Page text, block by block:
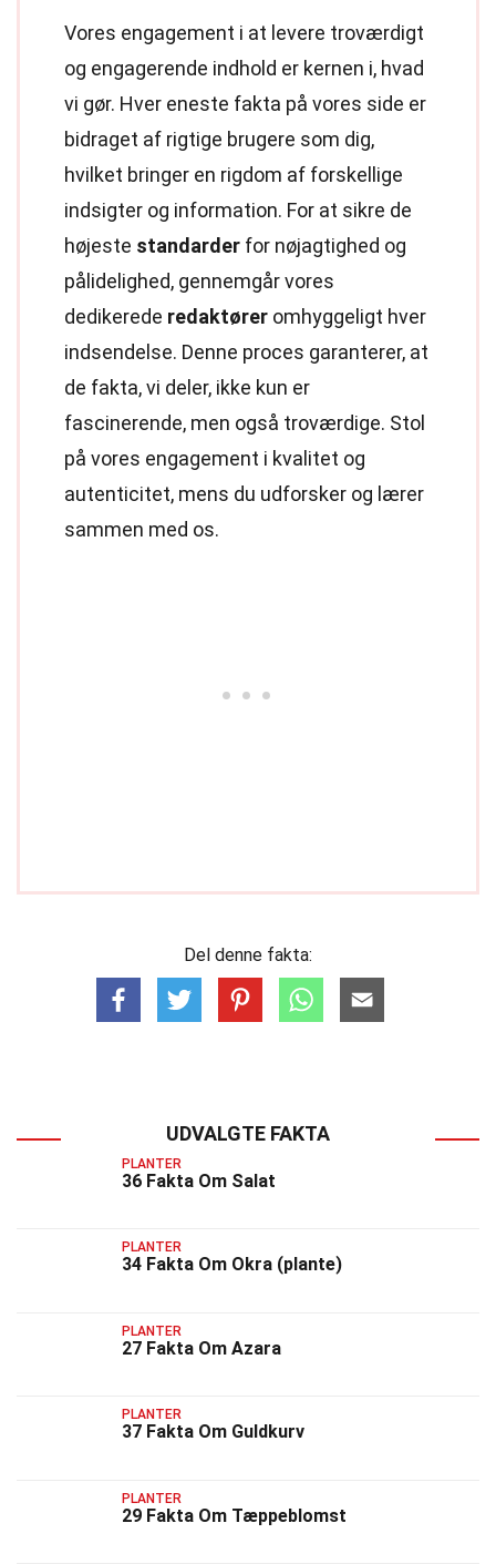
Vores engagement i at levere troværdigt
og engagerende indhold er kernen i, hvad
vi gør. Hver eneste fakta på vores side er
bidraget af rigtige brugere som dig,
hvilket bringer en rigdom af forskellige
indsigter og information. For at sikre de
højeste standarder for nøjagtighed og
pålidelighed, gennemgår vores
dedikerede redaktører omhyggeligt hver
indsendelse. Denne proces garanterer, at
de fakta, vi deler, ikke kun er
fascinerende, men også troværdige. Stol
på vores engagement i kvalitet og
autenticitet, mens du udforsker og lærer
sammen med os.
Del denne fakta:
UDVALGTE FAKTA
PLANTER
36 Fakta Om Salat
PLANTER
34 Fakta Om Okra (plante)
PLANTER
27 Fakta Om Azara
PLANTER
37 Fakta Om Guldkurv
PLANTER
29 Fakta Om Tæppeblomst